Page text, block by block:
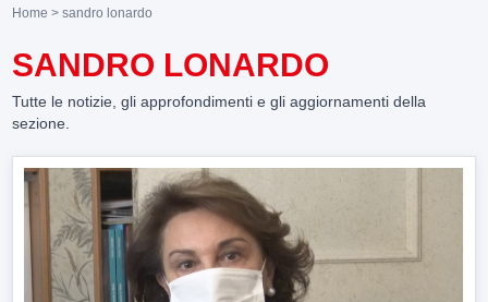
Home > sandro lonardo
SANDRO LONARDO
Tutte le notizie, gli approfondimenti e gli aggiornamenti della
sezione.